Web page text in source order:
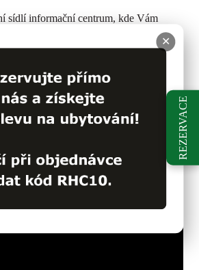
✕
REZERVACE
sídlí informační centrum, kde Vám
zajímavé informace. V pohodlné
hotelu se nachází Státní hrad a
náměstí Svornosti, Otáčivé hlediště,
útrpného práva, pivovar Eggenberg,
Atelier Seidel a mnohé další.